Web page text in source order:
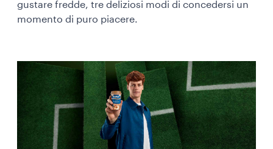
gustare fredde, tre deliziosi modi di concedersi un
momento di puro piacere.